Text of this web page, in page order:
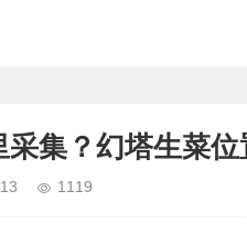
集？幻塔生菜
1119